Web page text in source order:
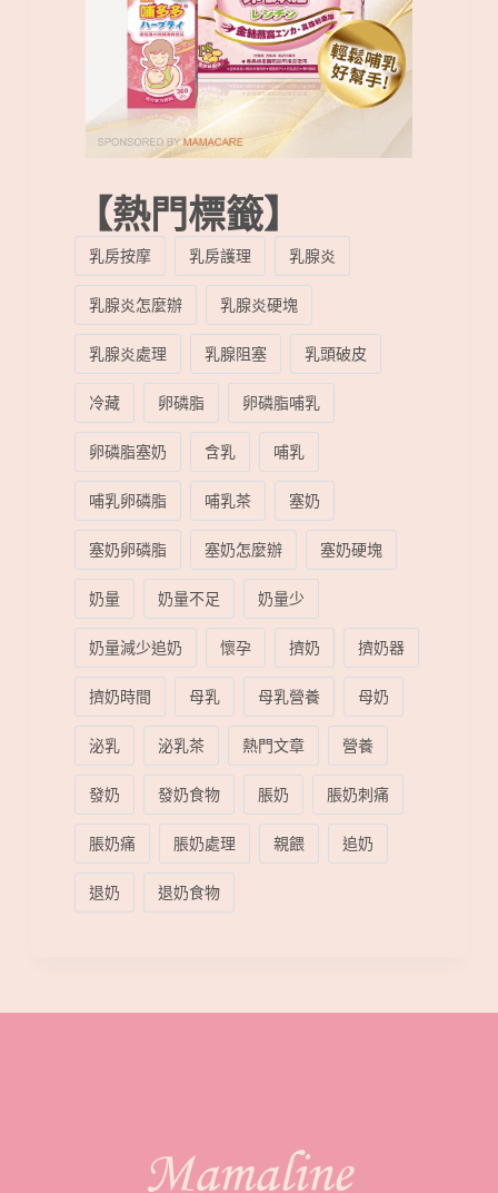
【熱門標籤】
乳房按摩 乳房護理
乳腺炎
乳腺炎怎麼辦
乳腺炎硬塊
乳腺炎處理
乳腺阻塞
乳頭破皮
冷藏
卵磷脂
卵磷脂哺乳
卵磷脂塞奶
含乳
哺乳
哺乳卵磷脂
哺乳茶
塞奶
塞奶卵磷脂
塞奶怎麼辦
塞奶硬塊
奶量
奶量不足
奶量少
奶量減少追奶
懷孕 擠奶
擠奶器
擠奶時間
母乳 母乳營養
母奶
泌乳
泌乳茶 熱門文章
營養
發奶
發奶食物 脹奶
脹奶刺痛
脹奶痛
脹奶處理 親餵
追奶
退奶
退奶食物